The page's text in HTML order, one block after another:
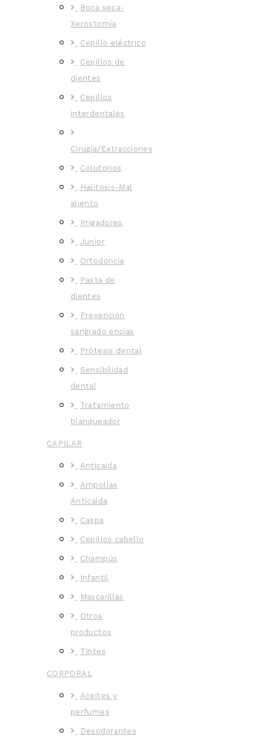
Boca seca-
Xerostomía
Cepillo eléctrico
Cepillos de
dientes
Cepillos
interdentales
Cirugía/Extracciones
Colutorios
Halitosis-Mal
aliento
Irrigadores
Junior
Ortodoncia
Pasta de
dientes
Prevención
sangrado encías
Prótesis dental
Sensibilidad
dental
Tratamiento
blanqueador
CAPILAR
Anticaída
Ampollas
Anticaída
Caspa
Cepillos cabello
Champús
Infantil
Mascarillas
Otros
productos
Tintes
CORPORAL
Aceites y
perfumes
Desodorantes